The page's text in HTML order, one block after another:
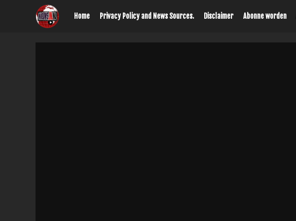
Home Privacy Policy and News Sources. Disclaimer Abonne worden